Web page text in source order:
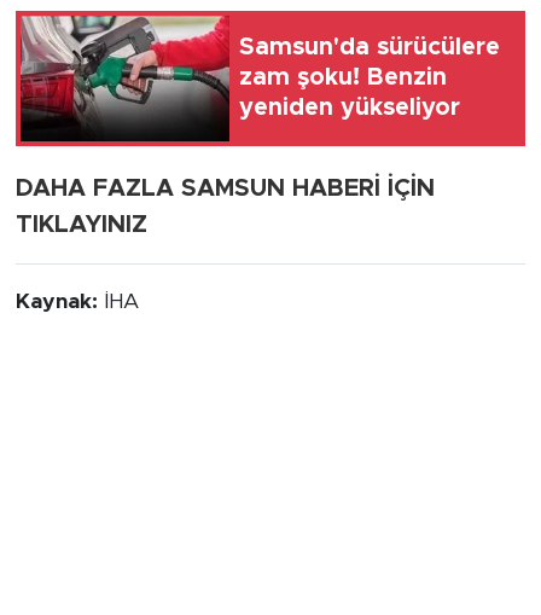
Samsun'da sürücülere
zam şoku! Benzin
yeniden yükseliyor
DAHA FAZLA SAMSUN HABERİ İÇİN
TIKLAYINIZ
Kaynak: İHA